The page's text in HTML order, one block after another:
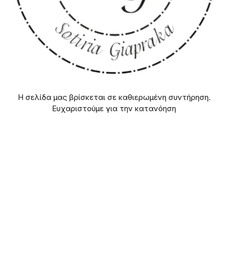
Η σελίδα μας βρίσκεται σε καθιερωμένη συντήρηση.
Ευχαριστούμε για την κατανόηση